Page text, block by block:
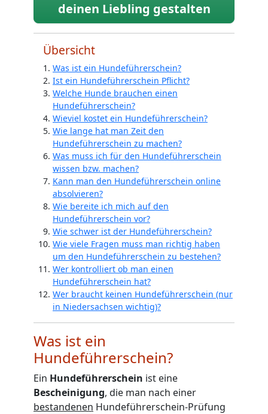
deinen Liebling gestalten
Übersicht
Was ist ein Hundeführerschein?
Ist ein Hundeführerschein Pflicht?
Welche Hunde brauchen einen
Hundeführerschein?
Wieviel kostet ein Hundeführerschein?
Wie lange hat man Zeit den
Hundeführerschein zu machen?
Was muss ich für den Hundeführerschein
wissen bzw. machen?
Kann man den Hundeführerschein online
absolvieren?
Wie bereite ich mich auf den
Hundeführerschein vor?
Wie schwer ist der Hundeführerschein?
Wie viele Fragen muss man richtig haben
um den Hundeführerschein zu bestehen?
Wer kontrolliert ob man einen
Hundeführerschein hat?
Wer braucht keinen Hundeführerschein (nur
in Niedersachsen wichtig)?
Was ist ein
Hundeführerschein?
Ein Hundeführerschein ist eine
Bescheinigung, die man nach einer
bestandenen Hundeführerschein-Prüfung